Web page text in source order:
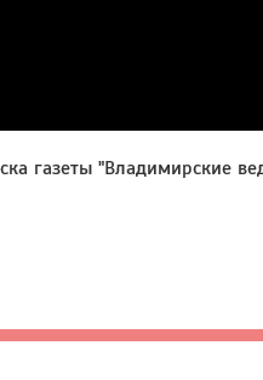
газеты "Владимирские